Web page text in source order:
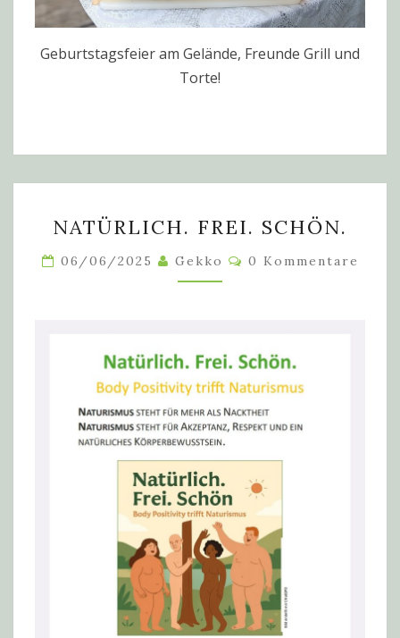
Geburtstagsfeier am Gelände, Freunde Grill und
Torte!
FREI.
SCHÖN.
NATÜRLICH. FREI. SCHÖN.
06/06/2025 Gekko Kommentare
0 Kommentare